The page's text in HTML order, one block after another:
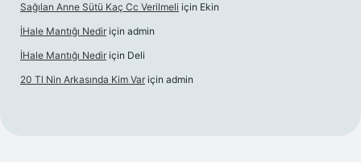
Sağılan Anne Sütü Kaç Cc Verilmeli için Ekin
İHale Mantığı Nedir için admin
İHale Mantığı Nedir için Deli
20 Tl Nin Arkasında Kim Var için admin